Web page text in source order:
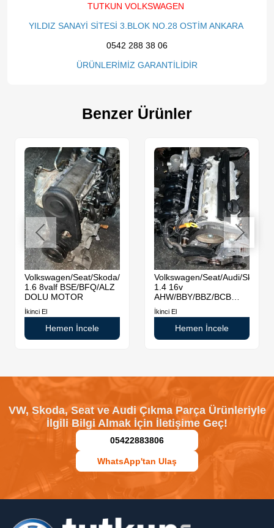
TUTKUN VOLKSWAGEN
YILDIZ SANAYİ SİTESİ 3.BLOK NO.28 OSTİM ANKARA
0542 288 38 06
ÜRÜNLERİMİZ GARANTİLİDİR
Benzer Ürünler
Volkswagen/Seat/Skoda/Audi
1.6 8valf BSE/BFQ/ALZ
DOLU MOTOR
İkinci El
Hemen İncele
Volkswagen/Seat/Audi/Skoda
1.4 16v
AHW/BBY/BBZ/BCB
DOLU MOTOR
İkinci El
Hemen İncele
VW, Skoda, Seat ve Audi Çıkma Parça Ürünleriyle
İlgili Bilgi Almak İçin İletişime Geç!
05422883806
WhatsApp'tan Ulaş